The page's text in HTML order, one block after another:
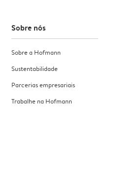
Sobre nós
Sobre a Hofmann
Sustentabilidade
Parcerias empresariais
Trabalhe na Hofmann